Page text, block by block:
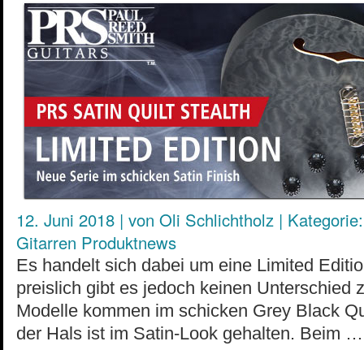
12. Juni 2018 | von Oli Schlichtholz | Kategorie:
Gitarren Produktnews
Es handelt sich dabei um eine Limited
preislich gibt es jedoch keinen Unterschied
Modelle kommen im schicken Grey Black
der Hals ist im Satin-Look gehalten. Beim …